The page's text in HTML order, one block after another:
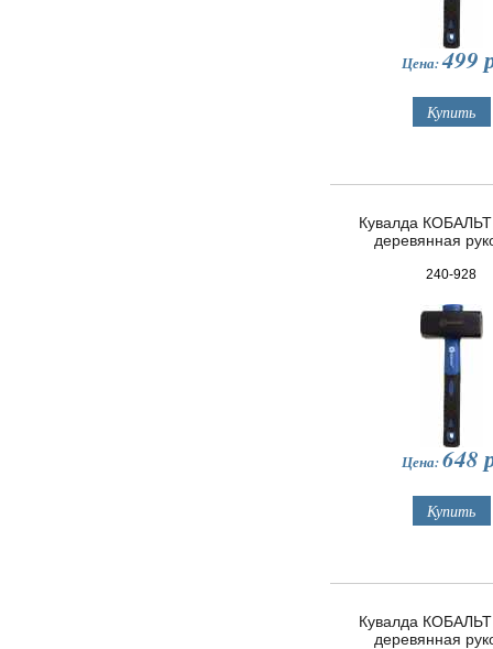
Цена:499
Кувалда КОБАЛЬТ
деревянная
240-928
Цена:648
Кувалда КОБАЛЬТ
деревянная